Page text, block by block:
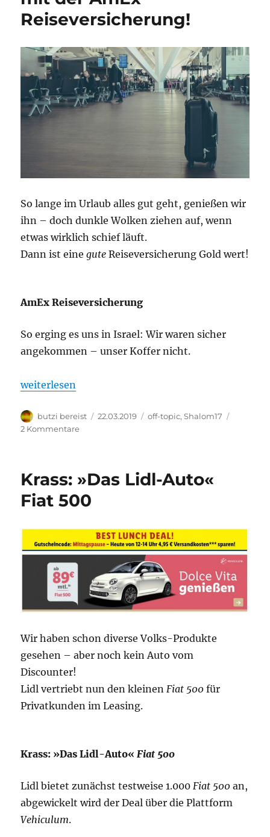
its
mojo
back
Reiseversicherung!
So lange im Urlaub alles gut geht, genießen wir
ihn – doch dunkle Wolken ziehen auf, wenn
etwas wirklich schief läuft.
Dann ist einegute Reiseversicherung Gold wert!
AmEx Reiseversicherung
So erging es uns in Israel: Wir waren sicher
angekommen – unser Koffer nicht.
„Das ist meine Erfahrung mit der AmEx
weiterlesen
Autor
butzi bereist
Veröffentlicht
22.03.2019 Kategorien
off-topic,Shalom17
2 Kommentarezu
Erfahrung
der
Reiseversicherung!
Krass: »Das Lidl-Auto«
Fiat 500
Wir haben schon diverse Volks-Produkte
gesehen – aber noch kein Auto vom
Discounter!
Lidl vertriebt nun den kleinenFiat 500 für
Privatkunden im Leasing.
Krass: »Das Lidl-Auto«Fiat 500
Lidl bietet zunächst testweise 1.000Fiat 500 an,
abgewickelt wird der Deal über die Plattform
Vehiculum.